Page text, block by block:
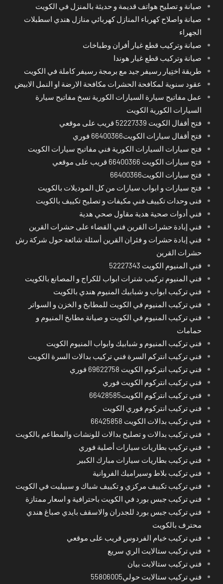
صيانة و تصليح هواتف قديمة و حديثة بالمنزل في الكويت
صيانة واصلاح كهرباء المنازل كهربائي منازل هندي اسطبلات
الجهراء
صيانة وتركيب قطع غيار أفران وطباخات
صيانة وتركيب قطع غيار هوندا
طريقة اختِيار رسيفر جيد مع برمجة رسيفر كاملة في الكويت
عقود سنوية لمكافحة الحشرات مكافحة الارضة او النمل الابيض
عمل مفاتيح سيارة السيارات الكورية نسخ مفاتيح سيارة
السيارات الكورية الكويت
فتح أقفال الكويت 52227339 قريب على موقعي
فتح أقفال سيارات الكويت66400366 فوري
فتح سيارات السيارات الكورية فني مفاتيح سيارات الكويت
فتح سيارات الكويت 66400366 قريب على موقعي
فتح سيارات الكويت66400366
فتح سيارات و ابواب سيارات من كل الموديلات بالكويت
فنى وحدات تكييف فني مكيفات و تصليح تكييف بالكويت
فني أدوات صحية هدية مقاول صحي هدية
فني إبادة حشرات القرين فني القضاء على حشرات القرين
فني إبادة حشرات و فئران القرين أسئلة شائعة حول شركة رش
حشرات القرين
فني المنيوم الكويت 52227343
فني المنيوم تركيب شترات ابواب للكراج و المصانع بالكويت
فني تركيب ابواب و شبابيك المنيوم هندي بالكويت
فني تركيب المنيوم في الكويت للمطابخ و الخزن و السواتر
فني تركيب المنيوم في الكويت و صيانة مطابخ المنيوم و
حمامات
فني تركيب المنيوم و شبابيك وابواب المنيوم الكويت
فني تركيب انتركم السرة فني تركيب بدالات السرة الكويت
فني تركيب انتركوم الكويت 69622758 فوري
فني تركيب انتركوم الكويت فوري
فني تركيب انتركوم الكويت66428585
فني تركيب انتركوم فوري الكويت
فني تركيب بدالات الكويت 66425858
فني تركيب بدالات و تصليح بدالات للونشات والمطاعم بالكويت
فني تركيب بطاريات سيارات أصلية فوري
فني تركيب بطاريات سيارات مبارك الكبير
فني تركيب بلاط وسيراميك الفروانية
فني تركيب تكييف مركزي و تكييف شباك و سبيليت في الكويت
فني تركيب جبس بورد في الكويت باحترافية و اسعار ممتازة
فني تركيب جبس بورد للجدران والاسقف بايدي صباغ هندي
محترف بالكويت
فني تركيب خيام الفردوس قريب على موقعي
فني تركيب ستالايت الري سريع
فني تركيب ستالايت بيان
فني تركيب ستالايت حولي55806005